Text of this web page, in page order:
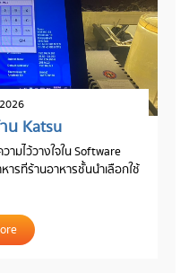
Katsu
มไว้วางใจใน Software
ารที่ร้านอาหารชั้นนำเลือกใช้